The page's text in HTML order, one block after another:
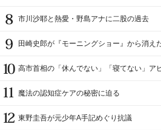
市川沙耶と熱愛・野島アナに二股の過去
田崎史郎が『モーニングショー』から消え
高市首相の「休んでない」「寝てない」
魔法の認知症ケアの秘密に迫る
東野圭吾が元少年A手記めぐり抗議